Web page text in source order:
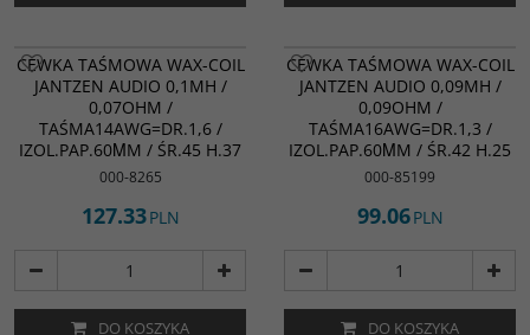
CEWKA TAŚMOWA WAX-COIL
JANTZEN AUDIO 0,1MH /
0,07OHM /
TAŚMA14AWG=DR.1,6 /
IZOL.PAP.60ΜM / ŚR.45 H.37
000-8265
127.33PLN
DO KOSZYKA
CEWKA TAŚMOWA WAX-COIL
JANTZEN AUDIO 0,09MH /
0,09OHM /
TAŚMA16AWG=DR.1,3 /
IZOL.PAP.60ΜM / ŚR.42 H.25
000-85199
99.06PLN
DO KOSZYKA